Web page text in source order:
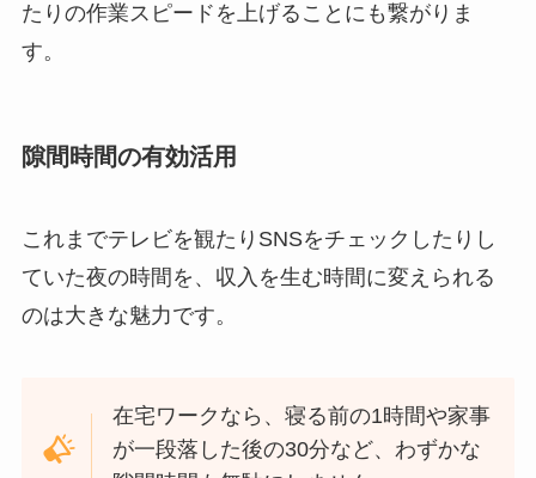
たりの作業スピードを上げることにも繋がりま
す。
隙間時間の有効活用
これまでテレビを観たりSNSをチェックしたりし
ていた夜の時間を、収入を生む時間に変えられる
のは大きな魅力です。
在宅ワークなら、寝る前の1時間や家事
が一段落した後の30分など、わずかな